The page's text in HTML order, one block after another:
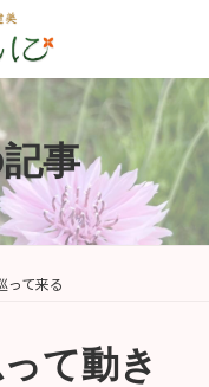
事
って来る
て動き